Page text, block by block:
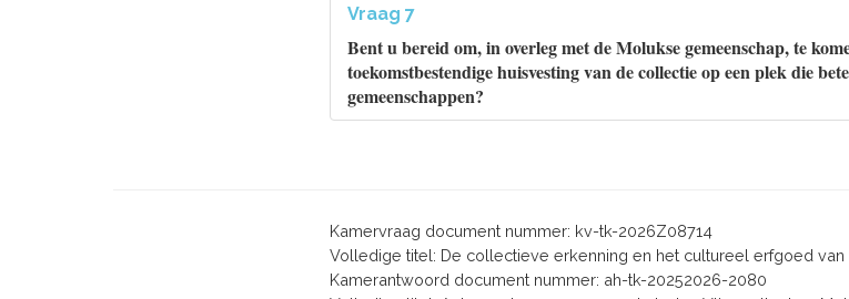
Vraag 7
Bent u bereid om, in overleg met de Molukse gemeenschap, te
toekomstbestendige huisvesting van de collectie op een plek die
gemeenschappen?
Kamervraag document nummer: kv-tk-2026Z08714
Volledige titel: De collectieve erkenning en het cultureel erfgoed
Kamerantwoord document nummer: ah-tk-20252026-2080